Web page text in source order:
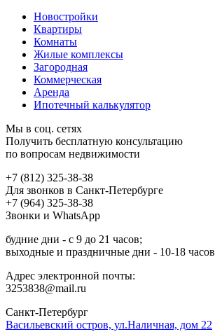
Новостройки
Квартиры
Комнаты
Жилые комплексы
Загородная
Коммерческая
Аренда
Ипотечный калькулятор
Мы в соц. сетях
Получить бесплатную консультацию
по вопросам недвижимости
+7 (812) 325-38-38
Для звонков в Санкт-Петербурге
+7 (964) 325-38-38
Звонки и WhatsApp
будние дни - с 9 до 21 часов;
выходные и праздничные дни - 10-18 часов
Адрес электронной почты:
3253838@mail.ru
Cанкт-Петербург
Васильевский остров, ул.Наличная, дом 22